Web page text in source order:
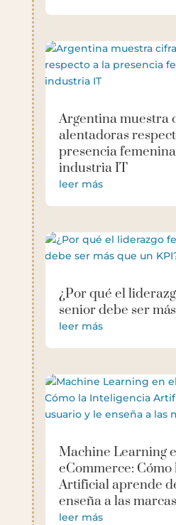
Argentina muestra
alentadoras
presencia
industria IT
leer más
¿Por qué el
senior debe ser
leer más
Machine Learning
eCommerce:
Artificial aprende
enseña a las marcas
leer más